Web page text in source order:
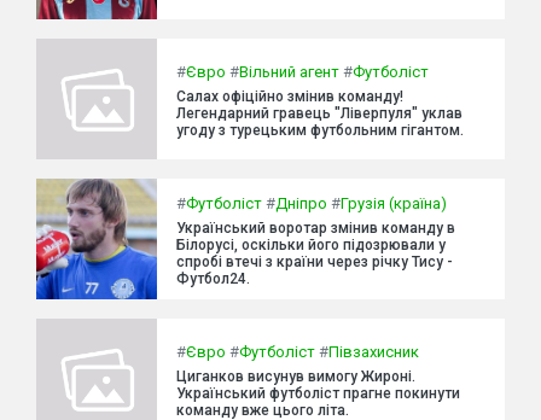
#Євро #Вільний агент #Футболіст
Салах офіційно змінив команду!
Легендарний гравець "Ліверпуля" уклав
угоду з турецьким футбольним гігантом.
#Футболіст #Дніпро #Грузія (країна)
Український воротар змінив команду в
Білорусі, оскільки його підозрювали у
спробі втечі з країни через річку Тису -
Футбол24.
#Євро #Футболіст #Півзахисник
Циганков висунув вимогу Жироні.
Український футболіст прагне покинути
команду вже цього літа.